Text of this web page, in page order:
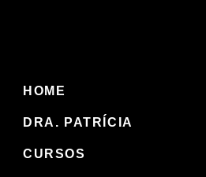
HOME
DRA. PATRÍCIA
CURSOS